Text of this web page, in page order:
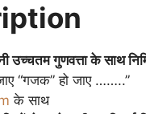
उच्चतम गुणवत्ता के साथ
“गजक” हो जाए ……..”
के साथ